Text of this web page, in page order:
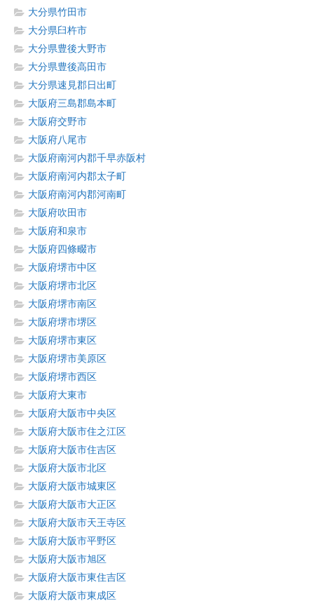
大分県竹田市
大分県臼杵市
大分県豊後大野市
大分県豊後高田市
大分県速見郡日出町
大阪府三島郡島本町
大阪府交野市
大阪府八尾市
大阪府南河内郡千早赤阪村
大阪府南河内郡太子町
大阪府南河内郡河南町
大阪府吹田市
大阪府和泉市
大阪府四條畷市
大阪府堺市中区
大阪府堺市北区
大阪府堺市南区
大阪府堺市堺区
大阪府堺市東区
大阪府堺市美原区
大阪府堺市西区
大阪府大東市
大阪府大阪市中央区
大阪府大阪市住之江区
大阪府大阪市住吉区
大阪府大阪市北区
大阪府大阪市城東区
大阪府大阪市大正区
大阪府大阪市天王寺区
大阪府大阪市平野区
大阪府大阪市旭区
大阪府大阪市東住吉区
大阪府大阪市東成区